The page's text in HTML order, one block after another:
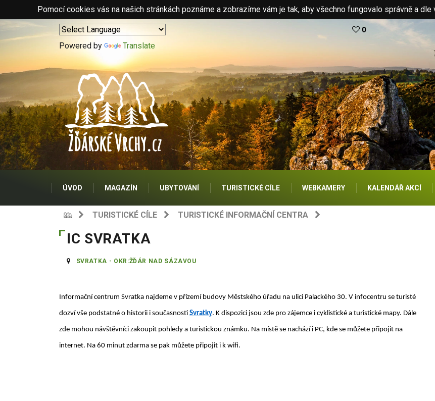
Pomocí cookies vás na našich stránkách poznáme a zobrazíme vám je tak, aby všechno fungovalo správně a dle
Powered by Translate
0
ÚVOD MAGAZÍN UBYTOVÁNÍ TURISTICKÉ CÍLE WEBKAMERY KALENDÁŘ AKCÍ
TURISTICKÉ CÍLE TURISTICKÉ INFORMAČNÍ CENTRA
IC SVRATKA
SVRATKA - OKR:ŽĎÁR NAD SÁZAVOU
Informační centrum Svratka najdeme v přízemí budovy Městského úřadu na ulici Palackého 30. V infocentru se turisté
dozví vše podstatné o historii i současnosti Svratky. K dispozici jsou zde pro zájemce i cyklistické a turistické mapy. Dále
zde mohou návštěvníci zakoupit pohledy a turistickou známku. Na místě se nachází i PC, kde se můžete připojit na
internet. Na 60 minut zdarma se pak můžete připojit i k wifi.